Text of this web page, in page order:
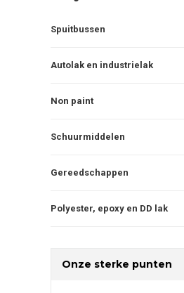
Spuitbussen
Autolak en industrielak
Non paint
Schuurmiddelen
Gereedschappen
Polyester, epoxy en DD lak
Onze sterke punten